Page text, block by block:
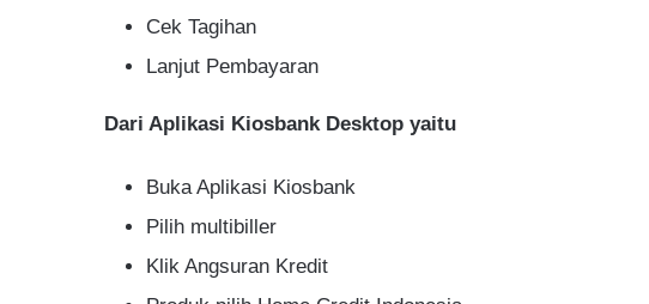
Cek Tagihan
Lanjut Pembayaran
Dari Aplikasi Kiosbank Desktop yaitu
Buka Aplikasi Kiosbank
Pilih multibiller
Klik Angsuran Kredit